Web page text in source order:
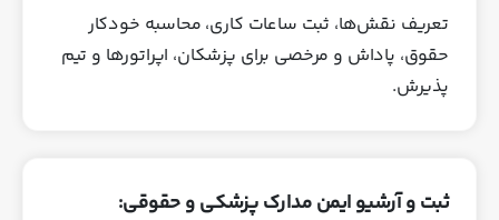
تعریف نقش‌ها، ثبت ساعات کاری، محاسبه خودکار
حقوق، پاداش و مرخصی برای پزشکان، اپراتورها و تیم
پذیرش.
ثبت و آرشیو ایمن مدارک پزشکی و حقوقی: